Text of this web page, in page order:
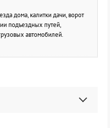
дома, калитки дачи, ворот
подъездных путей,
автомобилей.